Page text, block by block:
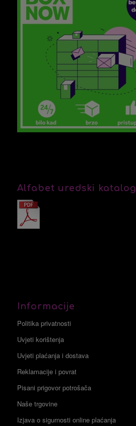
Alfabet uredski katalog
Informacije
Politika privatnosti
Uvjeti korištenja
Uvjeti plaćanja i dostava
Reklamacije i povrat
Pisani prigovor potrošača
Naše trgovine
Izjava o sigurnosti online plaćanja